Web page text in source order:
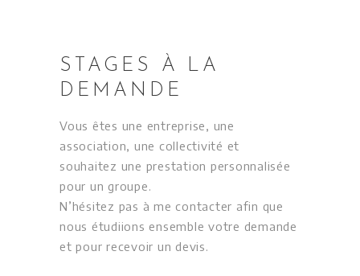
STAGES À LA
DEMANDE
Vous êtes une entreprise, une
association, une collectivité et
souhaitez une prestation personnalisée
pour un groupe.
N’hésitez pas à me contacter afin que
nous étudiions ensemble votre demande
et pour recevoir un devis.